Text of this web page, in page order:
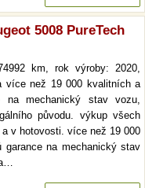
5008 PureTech
km, rok výroby: 2020,
více než 19 000 kvalitních a
na mechanický stav vozu,
původu. výkup všech
v hotovosti. více než 19 000
na mechanický stav